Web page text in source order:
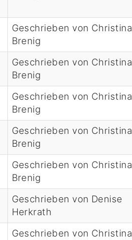
Geschrieben von Christina
Brenig
Geschrieben von Christina
Brenig
Geschrieben von Christina
Brenig
Geschrieben von Christina
Brenig
Geschrieben von Christina
Brenig
Geschrieben von Denise
Herkrath
Geschrieben von Christina